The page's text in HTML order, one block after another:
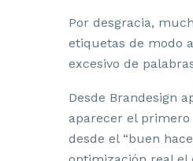
Por desgracia,
etiquetas de modo
excesivo de
Desde Brandesign
aparecer el primero
desde el “buen